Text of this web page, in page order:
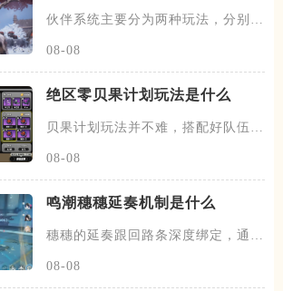
伙伴系统主要分为两种玩法，分别是
08-08
绝区零贝果计划玩法是什么
贝果计划玩法并不难，搭配好队伍和
08-08
鸣潮穗穗延奏机制是什么
穗穗的延奏跟回路条深度绑定，通过
08-08